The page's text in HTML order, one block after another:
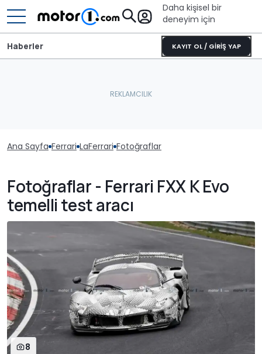
Daha kişisel bir
deneyim için
KAYIT OL / GİRİŞ YAP
Haberler
Ana Sayfa Ferrari LaFerrari Fotoğraflar
Fotoğraflar - Ferrari FXX K Evo
temelli test aracı
8